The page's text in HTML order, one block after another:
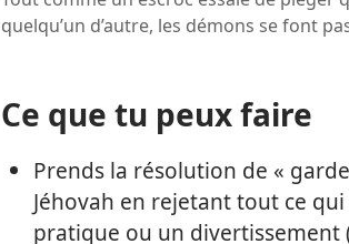
quelqu’un d’autre, les démons se font
Ce que tu peux faire
Prends la résolution de «
Jéhovah en rejetant tout ce
pratique ou un divertissement